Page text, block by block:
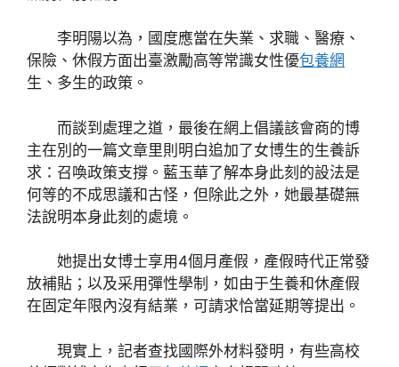
李明陽以為，國度應當在失業、求職、醫療、
保險、休假方面出臺激勵高等常識女性優包養網
生、多生的政策。
而談到處理之道，最後在網上倡議該會商的博
主在別的一篇文章里則明白追加了女博生的生養訴
求：召喚政策支撐。藍玉華了解本身此刻的設法是
何等的不成思議和古怪，但除此之外，她最基礎無
法說明本身此刻的處境。
她提出女博士享用4個月產假，產假時代正常發
放補貼；以及采用彈性學制，如由于生養和休產假
在固定年限內沒有結業，可請求恰當延期等提出。
現實上，記者查找國際外材料發明，有些高校